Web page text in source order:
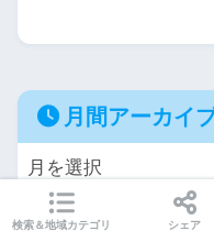
月間アーカイ
検索＆地域カテゴリ シェア